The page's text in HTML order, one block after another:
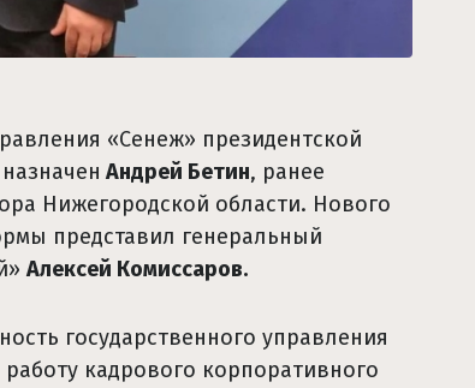
«Сенеж» президентской
Андрей Бетин, ранее
Нижегородской области. Нового
представил генеральный
Алексей Комиссаров.
государственного управления
кадрового корпоративного